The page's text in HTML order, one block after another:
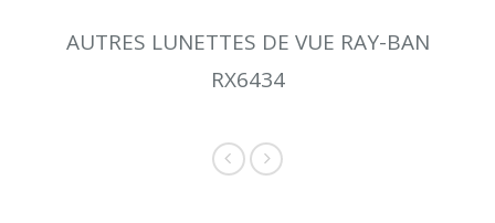
AUTRES LUNETTES DE VUE RAY-BAN
RX6434